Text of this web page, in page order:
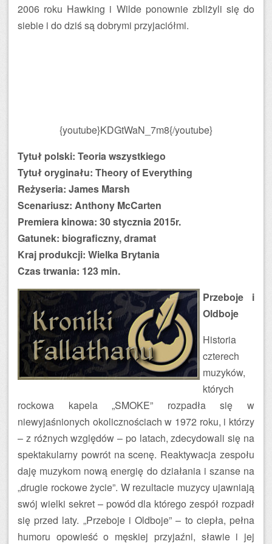
2006 roku Hawking i Wilde ponownie zbliżyli się do
siebie i do dziś są dobrymi przyjaciółmi.
{youtube}KDGtWaN_7m8{/youtube}
Tytuł polski: Teoria wszystkiego
Tytuł oryginału: Theory of Everything
Reżyseria: James Marsh
Scenariusz: Anthony McCarten
Premiera kinowa: 30 stycznia 2015r.
Gatunek: biograficzny, dramat
Kraj produkcji: Wielka Brytania
Czas trwania: 123 min.
Przeboje i
Oldboje
Historia
czterech
muzyków,
których
rockowa kapela „SMOKE” rozpadła się w
niewyjaśnionych okolicznościach w 1972 roku, i którzy
– z różnych względów – po latach, zdecydowali się na
spektakularny powrót na scenę. Reaktywacja zespołu
daję muzykom nową energię do działania i szanse na
„drugie rockowe życie”. W rezultacie muzycy ujawniają
swój wielki sekret – powód dla którego zespół rozpadł
się przed laty. „Przeboje i Oldboje” – to ciepła, pełna
humoru opowieść o męskiej przyjaźni, sławie i jej